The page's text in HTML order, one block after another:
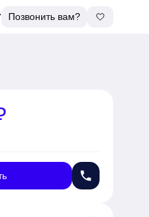
Позвонить вам?
phone